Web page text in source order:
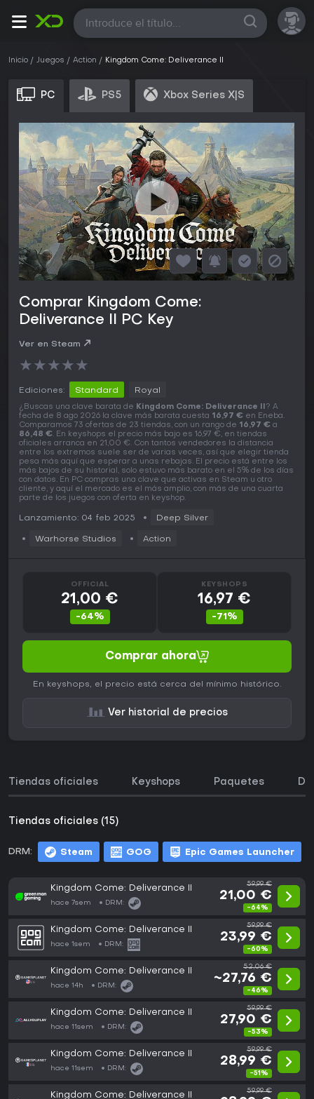
Todas
Inicio Juegos Action Kingdom Come: Deliverance II
PC PS5 Xbox Series X|S
Comprar Kingdom Come:
Deliverance II PC Key
Ver en Steam
★★★★★
Ediciones: Standard Royal
¿Buscas una clave barata de Kingdom Come: Deliverance II? A
fecha de 8 ago 2026 la clave más barata cuesta 16,97 € en Eneba.
Comparamos 73 ofertas de 23 tiendas, con un rango de 16,97 € a
86,48 €. En keyshops el precio más bajo es 16,97 €, en tiendas
oficiales arranca en 21,00 €. Con tantos vendedores la distancia
entre los extremos suele ser de varias veces, así que elegir tienda
pesa más aquí que esperar a unas rebajas. El precio está entre los
más bajos de su historial, solo estuvo más barato en el 5% de los días
con datos. En PC compras una clave que activas en Steam u otro
cliente, y aquí el mercado es el más amplio, con más de una cuarta
parte de los juegos con oferta en keyshop.
Lanzamiento: 04 feb 2025 Deep Silver
Warhorse Studios Action
OFFICIAL
21,00 €
-64%
KEYSHOPS
16,97 €
-71%
Comprar ahora
En keyshops, el precio está cerca del mínimo histórico.
Ver historial de precios
Tiendas oficiales Keyshops Paquetes
Tiendas oficiales (15)
DRM: Steam GOG Epic Games Launcher
Kingdom Come: Deliverance II
hace 7sem DRM:
59,99 €
21,00 €
-64%
Kingdom Come: Deliverance II
hace 1sem DRM:
59,99 €
23,99 €
-60%
Kingdom Come: Deliverance II
hace 14h DRM:
52,06 €
~27,76 €
-46%
Kingdom Come: Deliverance II
hace 11sem DRM:
59,99 €
27,90 €
-53%
Kingdom Come: Deliverance II
hace 11sem DRM:
59,99 €
28,99 €
-51%
Kingdom Come: Deliverance II 59,99 €